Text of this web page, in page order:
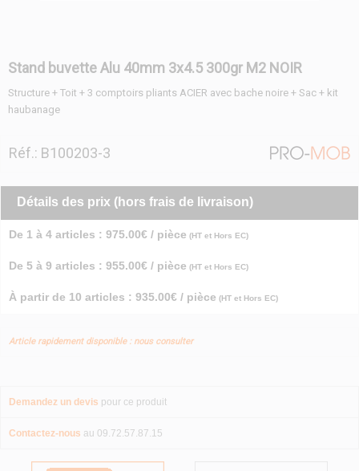
Stand buvette Alu 40mm 3x4.5 300gr M2 NOIR
Structure + Toit + 3 comptoirs pliants ACIER avec bache noire + Sac + kit
haubanage
Réf.: B100203-3
Détails des prix (hors frais de livraison)
De 1 à 4 articles : 975.00€ / pièce (HT et Hors EC)
De 5 à 9 articles : 955.00€ / pièce (HT et Hors EC)
À partir de 10 articles : 935.00€ / pièce (HT et Hors EC)
Article rapidement disponible : nous consulter
Demandez un devis pour ce produit
Contactez-nous au 09.72.57.87.15